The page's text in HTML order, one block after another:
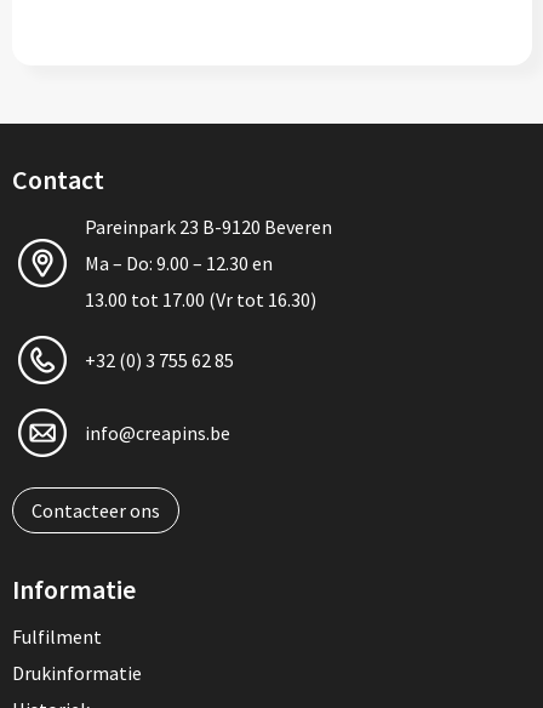
Contact
Pareinpark 23 B-9120 Beveren
Ma – Do: 9.00 – 12.30 en
13.00 tot 17.00 (Vr tot 16.30)
+32 (0) 3 755 62 85
info@creapins.be
Contacteer ons
Informatie
Fulfilment
Drukinformatie